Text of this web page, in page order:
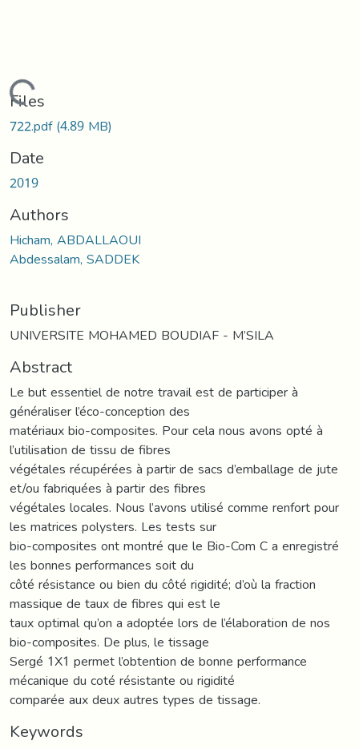
Loading...
Files
722.pdf(4.89 MB)
Date
2019
Authors
Hicham, ABDALLAOUI
Abdessalam, SADDEK
Publisher
UNIVERSITE MOHAMED BOUDIAF - M’SILA
Abstract
Le but essentiel de notre travail est de participer à
généraliser l’éco-conception des
matériaux bio-composites. Pour cela nous avons opté à
l’utilisation de tissu de fibres
végétales récupérées à partir de sacs d’emballage de jute
et/ou fabriquées à partir des fibres
végétales locales. Nous l’avons utilisé comme renfort pour
les matrices polysters. Les tests sur
bio-composites ont montré que le Bio-Com C a enregistré
les bonnes performances soit du
côté résistance ou bien du côté rigidité; d’où la fraction
massique de taux de fibres qui est le
taux optimal qu’on a adoptée lors de l’élaboration de nos
bio-composites. De plus, le tissage
Sergé 1X1 permet l’obtention de bonne performance
mécanique du coté résistante ou rigidité
comparée aux deux autres types de tissage.
Keywords